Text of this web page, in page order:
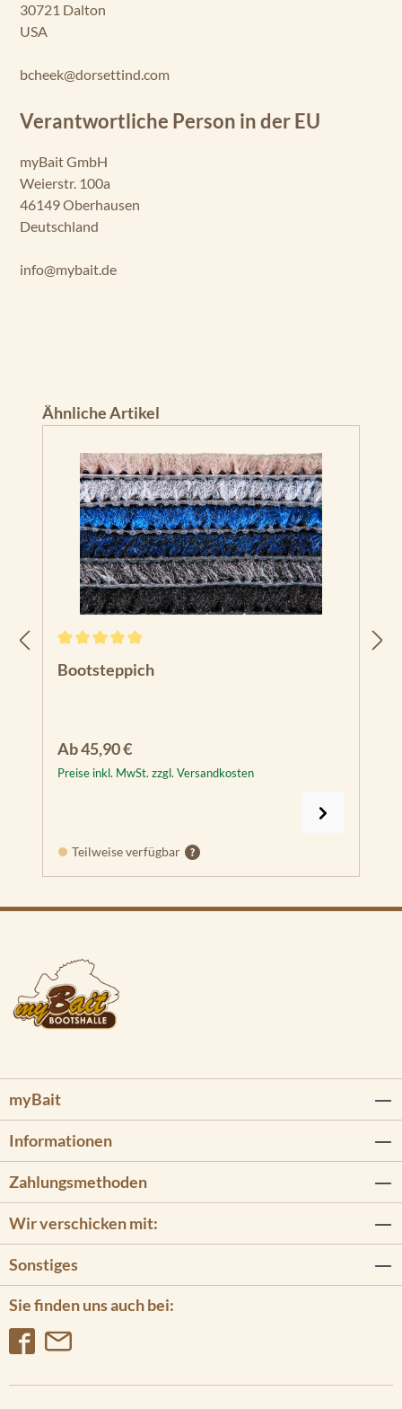
30721 Dalton
USA
bcheek@dorsettind.com
Verantwortliche Person in der EU
myBait GmbH
Weierstr. 100a
46149 Oberhausen
Deutschland
info@mybait.de
Produktgalerie überspringen
Ähnliche Artikel
Bootsteppich
Regulärer Preis:
Ab45,90 €
Preise inkl. MwSt. zzgl. Versandkosten
Teilweise verfügbar
myBait
Informationen
Sie finden uns auch bei:
Zahlungsmethoden
Wir verschicken mit:
Sonstiges